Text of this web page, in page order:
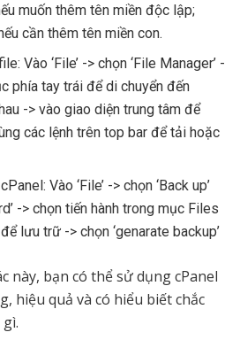
muốn thêm tên miền độc lập;
cần thêm tên miền con.
Vào ‘File’ -> chọn ‘File Manager’ -
phía tay trái để di chuyển đến
-> vào giao diện trung tâm để
các lệnh trên top bar để tải hoặc
Vào ‘File’ -> chọn ‘Back up’
-> chọn tiến hành trong mục Files
lưu trữ -> chọn ‘genarate backup’
này, bạn có thể sử dụng cPanel
hiệu quả và có hiểu biết chắc